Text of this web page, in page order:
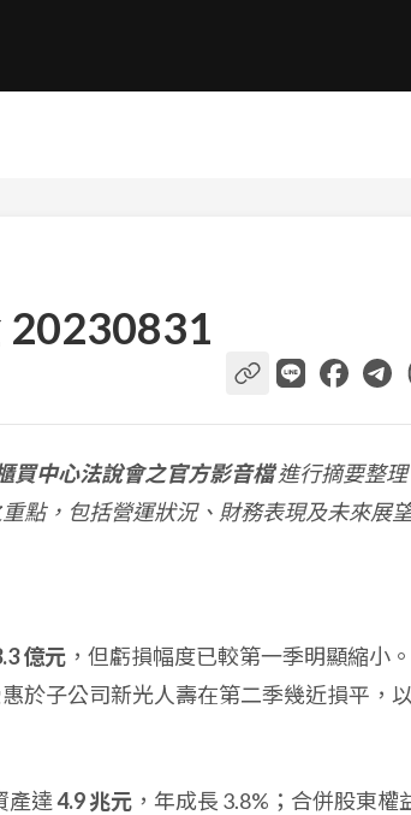
20230831
買中心法說會之官方影音檔進行摘要整
點，包括營運狀況、財務表現及未來展
億元 ，但虧損幅度已較第一季明顯縮小
惠於子公司新光人壽在第二季幾近損平，
產達4.9 兆元 ，年成長 3.8%；合併股東權